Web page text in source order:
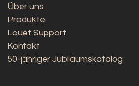
Über uns
Produkte
Louët Support
Kontakt
50-jähriger Jubiläumskatalog